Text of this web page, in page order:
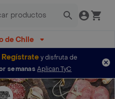
de Chile
Regístratey disfruta de
semanas Aplican TyC